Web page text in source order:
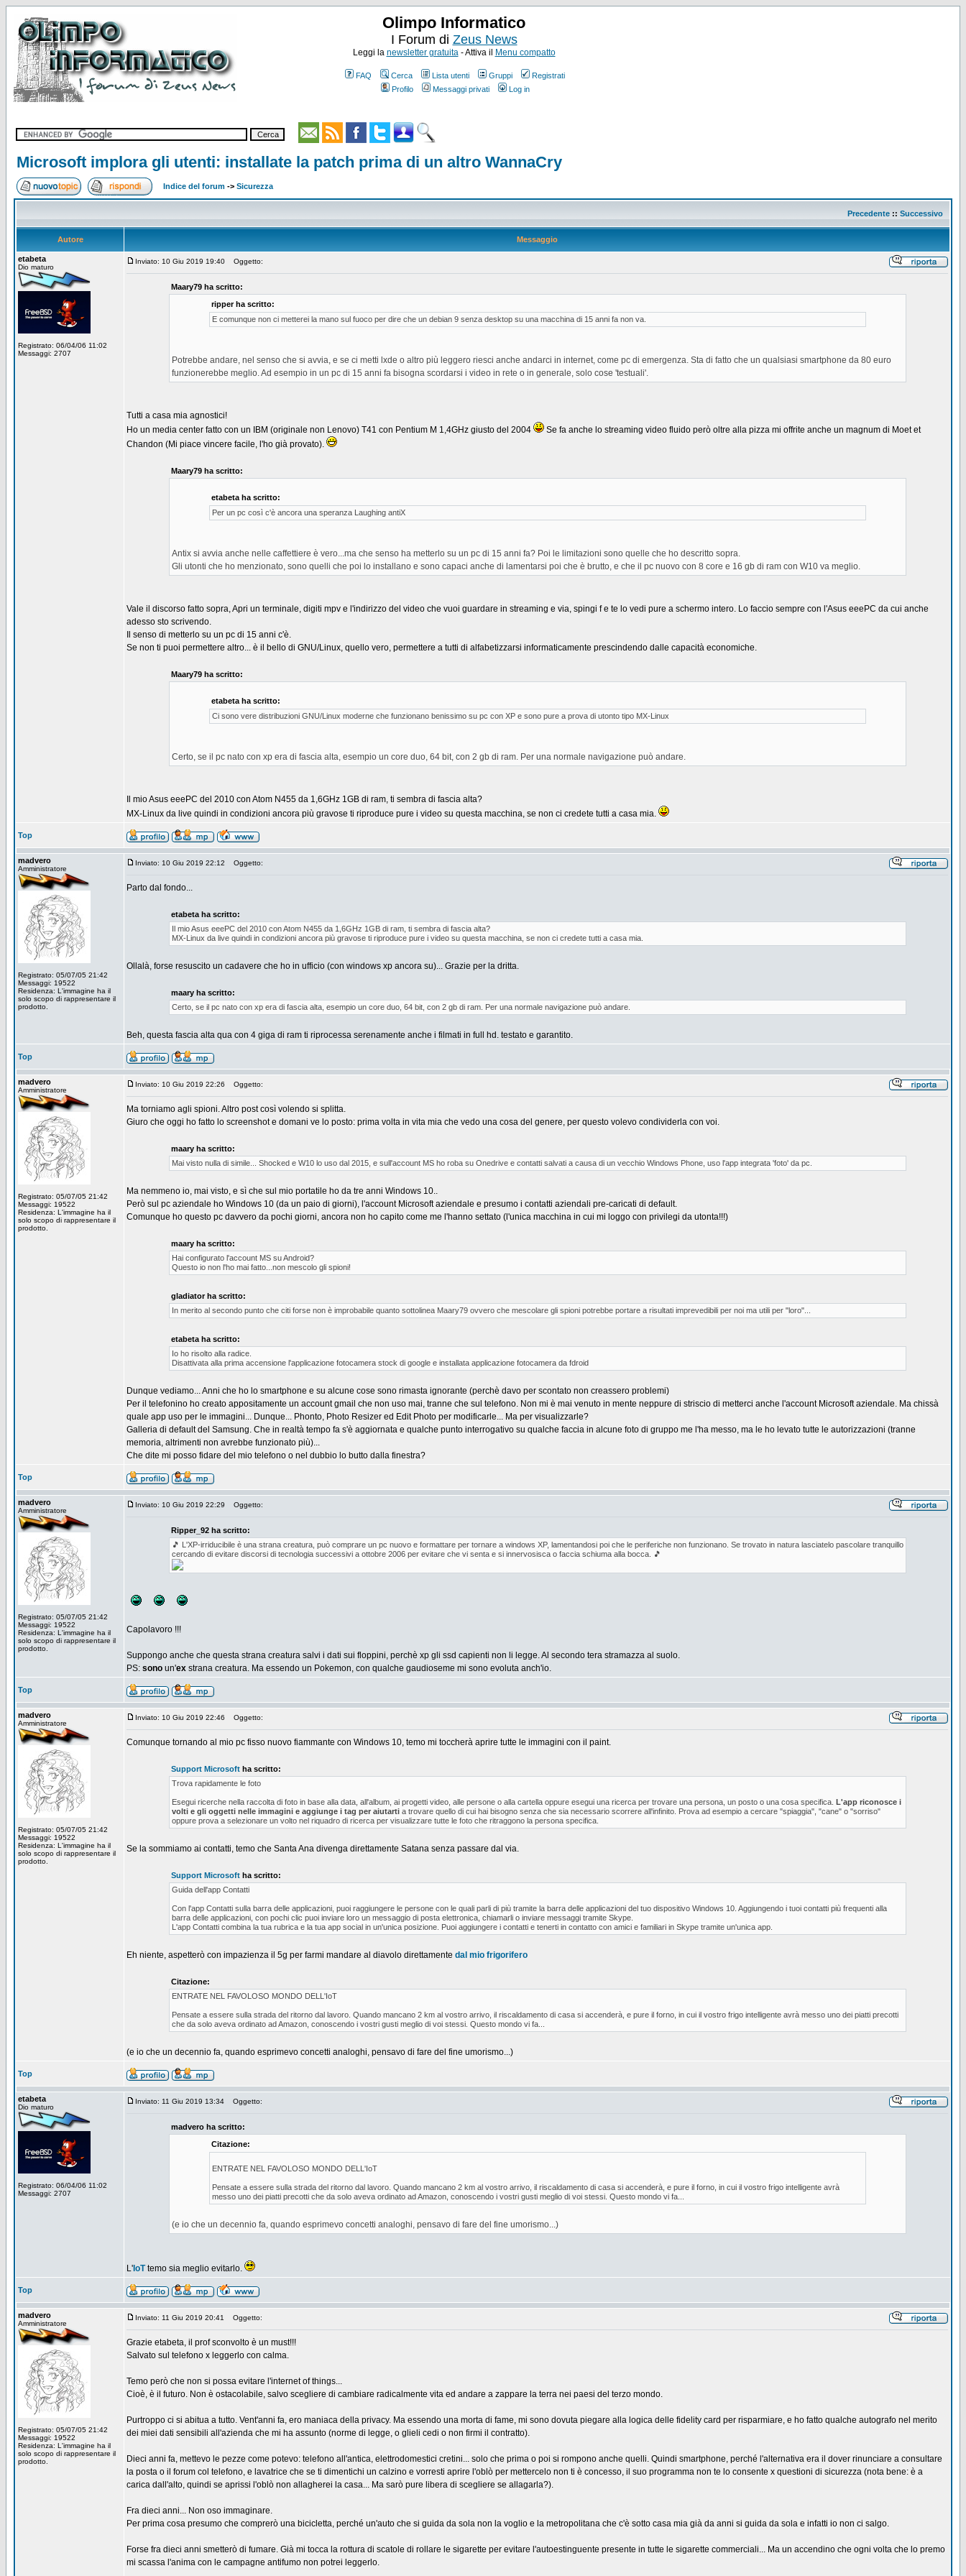
Olimpo Informatico
I Forum di Zeus News
Leggi la newsletter gratuita- Attiva il Menu compatto
FAQ Cerca Lista utenti Gruppi
Registrati
Profilo
Messaggi privati Log in
Microsoft implora gli utenti: installate la patch prima di un altro WannaCry
Indice del forum -> Sicurezza
Precedente :: Successivo
Autore Messaggio
etabeta
Dio maturo
Registrato: 06/04/06 11:02
Messaggi: 2707
Inviato: 10 Giu 2019 19:40 Oggetto:
Maary79 ha scritto:
ripper ha scritto:
E comunque non ci metterei la mano sul fuoco per dire che un debian 9 senza desktop su una macchina di 15 anni fa non va.
Potrebbe andare, nel senso che si avvia, e se ci metti lxde o altro più leggero riesci anche andarci in internet, come pc di emergenza. Sta di fatto che un qualsiasi smartphone da 80 euro
funzionerebbe meglio. Ad esempio in un pc di 15 anni fa bisogna scordarsi i video in rete o in generale, solo cose 'testuali'.
Tutti a casa mia agnostici!
Ho un media center fatto con un IBM (originale non Lenovo) T41 con Pentium M 1,4GHz giusto del 2004
Se fa anche lo streaming video fluido però oltre alla pizza mi offrite anche un magnum di Moet et
Chandon (Mi piace vincere facile, l'ho già provato).
Maary79 ha scritto:
etabeta ha scritto:
Per un pc così c'è ancora una speranza Laughing antiX
Antix si avvia anche nelle caffettiere è vero...ma che senso ha metterlo su un pc di 15 anni fa? Poi le limitazioni sono quelle che ho descritto sopra.
Gli utonti che ho menzionato, sono quelli che poi lo installano e sono capaci anche di lamentarsi poi che è brutto, e che il pc nuovo con 8 core e 16 gb di ram con W10 va meglio.
Vale il discorso fatto sopra, Apri un terminale, digiti mpv e l'indirizzo del video che vuoi guardare in streaming e via, spingi f e te lo vedi pure a schermo intero. Lo faccio sempre con l'Asus eeePC da cui anche
adesso sto scrivendo.
Il senso di metterlo su un pc di 15 anni c'è.
Se non ti puoi permettere altro... è il bello di GNU/Linux, quello vero, permettere a tutti di alfabetizzarsi informaticamente prescindendo dalle capacità economiche.
Maary79 ha scritto:
etabeta ha scritto:
Ci sono vere distribuzioni GNU/Linux moderne che funzionano benissimo su pc con XP e sono pure a prova di utonto tipo MX-Linux
Certo, se il pc nato con xp era di fascia alta, esempio un core duo, 64 bit, con 2 gb di ram. Per una normale navigazione può andare.
Il mio Asus eeePC del 2010 con Atom N455 da 1,6GHz 1GB di ram, ti sembra di fascia alta?
MX-Linux da live quindi in condizioni ancora più gravose ti riproduce pure i video su questa macchina, se non ci credete tutti a casa mia.
Top
madvero
Amministratore
Registrato: 05/07/05 21:42
Messaggi: 19522
Residenza: L'immagine ha il
solo scopo di rappresentare il
prodotto.
Inviato: 10 Giu 2019 22:12 Oggetto:
Parto dal fondo...
etabeta ha scritto:
Il mio Asus eeePC del 2010 con Atom N455 da 1,6GHz 1GB di ram, ti sembra di fascia alta?
MX-Linux da live quindi in condizioni ancora più gravose ti riproduce pure i video su questa macchina, se non ci credete tutti a casa mia.
Ollalà, forse resuscito un cadavere che ho in ufficio (con windows xp ancora su)... Grazie per la dritta.
maary ha scritto:
Certo, se il pc nato con xp era di fascia alta, esempio un core duo, 64 bit, con 2 gb di ram. Per una normale navigazione può andare.
Beh, questa fascia alta qua con 4 giga di ram ti riprocessa serenamente anche i filmati in full hd. testato e garantito.
Top
madvero
Amministratore
Registrato: 05/07/05 21:42
Messaggi: 19522
Residenza: L'immagine ha il
solo scopo di rappresentare il
prodotto.
Inviato: 10 Giu 2019 22:26 Oggetto:
Ma torniamo agli spioni. Altro post così volendo si splitta.
Giuro che oggi ho fatto lo screenshot e domani ve lo posto: prima volta in vita mia che vedo una cosa del genere, per questo volevo condividerla con voi.
maary ha scritto:
Mai visto nulla di simile... Shocked e W10 lo uso dal 2015, e sull'account MS ho roba su Onedrive e contatti salvati a causa di un vecchio Windows Phone, uso l'app integrata 'foto' da pc.
Ma nemmeno io, mai visto, e sì che sul mio portatile ho da tre anni Windows 10..
Però sul pc aziendale ho Windows 10 (da un paio di giorni), l'account Microsoft aziendale e presumo i contatti aziendali pre-caricati di default.
Comunque ho questo pc davvero da pochi giorni, ancora non ho capito come me l'hanno settato (l'unica macchina in cui mi loggo con privilegi da utonta!!!)
maary ha scritto:
Hai configurato l'account MS su Android?
Questo io non l'ho mai fatto...non mescolo gli spioni!
gladiator ha scritto:
In merito al secondo punto che citi forse non è improbabile quanto sottolinea Maary79 ovvero che mescolare gli spioni potrebbe portare a risultati imprevedibili per noi ma utili per "loro"...
etabeta ha scritto:
Io ho risolto alla radice.
Disattivata alla prima accensione l'applicazione fotocamera stock di google e installata applicazione fotocamera da fdroid
Dunque vediamo... Anni che ho lo smartphone e su alcune cose sono rimasta ignorante (perchè davo per scontato non creassero problemi)
Per il telefonino ho creato appositamente un account gmail che non uso mai, tranne che sul telefono. Non mi è mai venuto in mente neppure di striscio di metterci anche l'account Microsoft aziendale. Ma chissà
quale app uso per le immagini... Dunque... Phonto, Photo Resizer ed Edit Photo per modificarle... Ma per visualizzarle?
Galleria di default del Samsung. Che in realtà tempo fa s'è aggiornata e qualche punto interrogativo su qualche faccia in alcune foto di gruppo me l'ha messo, ma le ho levato tutte le autorizzazioni (tranne
memoria, altrimenti non avrebbe funzionato più)...
Che dite mi posso fidare del mio telefono o nel dubbio lo butto dalla finestra?
Top
madvero
Amministratore
Registrato: 05/07/05 21:42
Messaggi: 19522
Residenza: L'immagine ha il
solo scopo di rappresentare il
prodotto.
Inviato: 10 Giu 2019 22:29 Oggetto:
Ripper_92 ha scritto:
🎵 L'XP-irriducibile è una strana creatura, può comprare un pc nuovo e formattare per tornare a windows XP, lamentandosi poi che le periferiche non funzionano. Se trovato in natura lasciatelo pascolare tranquillo
cercando di evitare discorsi di tecnologia successivi a ottobre 2006 per evitare che vi senta e si innervosisca o faccia schiuma alla bocca. 🎵
Capolavoro !!!
Suppongo anche che questa strana creatura salvi i dati sui floppini, perchè xp gli ssd capienti non li legge. Al secondo tera stramazza al suolo.
PS: sono un'ex strana creatura. Ma essendo un Pokemon, con qualche gaudioseme mi sono evoluta anch'io.
Top
madvero
Amministratore
Registrato: 05/07/05 21:42
Messaggi: 19522
Residenza: L'immagine ha il
solo scopo di rappresentare il
prodotto.
Inviato: 10 Giu 2019 22:46 Oggetto:
Comunque tornando al mio pc fisso nuovo fiammante con Windows 10, temo mi toccherà aprire tutte le immagini con il paint.
Support Microsoftha scritto:
Trova rapidamente le foto
Esegui ricerche nella raccolta di foto in base alla data, all'album, ai progetti video, alle persone o alla cartella oppure esegui una ricerca per trovare una persona, un posto o una cosa specifica. L'app riconosce i
volti e gli oggetti nelle immagini e aggiunge i tag per aiutartia trovare quello di cui hai bisogno senza che sia necessario scorrere all'infinito. Prova ad esempio a cercare "spiaggia", "cane" o "sorriso"
oppure prova a selezionare un volto nel riquadro di ricerca per visualizzare tutte le foto che ritraggono la persona specifica.
Se la sommiamo ai contatti, temo che Santa Ana divenga direttamente Satana senza passare dal via.
Support Microsoftha scritto:
Guida dell'app Contatti
Con l'app Contatti sulla barra delle applicazioni, puoi raggiungere le persone con le quali parli di più tramite la barra delle applicazioni del tuo dispositivo Windows 10. Aggiungendo i tuoi contatti più frequenti alla
barra delle applicazioni, con pochi clic puoi inviare loro un messaggio di posta elettronica, chiamarli o inviare messaggi tramite Skype.
L'app Contatti combina la tua rubrica e la tua app social in un'unica posizione. Puoi aggiungere i contatti e tenerti in contatto con amici e familiari in Skype tramite un'unica app.
Eh niente, aspetterò con impazienza il 5g per farmi mandare al diavolo direttamente dal mio frigorifero
Citazione:
ENTRATE NEL FAVOLOSO MONDO DELL'IoT
Pensate a essere sulla strada del ritorno dal lavoro. Quando mancano 2 km al vostro arrivo, il riscaldamento di casa si accenderà, e pure il forno, in cui il vostro frigo intelligente avrà messo uno dei piatti precotti
che da solo aveva ordinato ad Amazon, conoscendo i vostri gusti meglio di voi stessi. Questo mondo vi fa...
(e io che un decennio fa, quando esprimevo concetti analoghi, pensavo di fare del fine umorismo...)
Top
etabeta
Dio maturo
Registrato: 06/04/06 11:02
Messaggi: 2707
Inviato: 11 Giu 2019 13:34 Oggetto:
madvero ha scritto:
Citazione:
ENTRATE NEL FAVOLOSO MONDO DELL'IoT
Pensate a essere sulla strada del ritorno dal lavoro. Quando mancano 2 km al vostro arrivo, il riscaldamento di casa si accenderà, e pure il forno, in cui il vostro frigo intelligente avrà
messo uno dei piatti precotti che da solo aveva ordinato ad Amazon, conoscendo i vostri gusti meglio di voi stessi. Questo mondo vi fa...
(e io che un decennio fa, quando esprimevo concetti analoghi, pensavo di fare del fine umorismo...)
L' IoTtemo sia meglio evitarlo.
Top
madvero
Amministratore
Registrato: 05/07/05 21:42
Messaggi: 19522
Residenza: L'immagine ha il
solo scopo di rappresentare il
prodotto.
Inviato: 11 Giu 2019 20:41 Oggetto:
Grazie etabeta, il prof sconvolto è un must!!!
Salvato sul telefono x leggerlo con calma.
Temo però che non si possa evitare l'internet of things...
Cioè, è il futuro. Non è ostacolabile, salvo scegliere di cambiare radicalmente vita ed andare a zappare la terra nei paesi del terzo mondo.
Purtroppo ci si abitua a tutto. Vent'anni fa, ero maniaca della privacy. Ma essendo una morta di fame, mi sono dovuta piegare alla logica delle fidelity card per risparmiare, e ho fatto qualche autografo nel merito
dei miei dati sensibili all'azienda che mi ha assunto (norme di legge, o glieli cedi o non firmi il contratto).
Dieci anni fa, mettevo le pezze come potevo: telefono all'antica, elettrodomestici cretini... solo che prima o poi si rompono anche quelli. Quindi smartphone, perché l'alternativa era il dover rinunciare a consultare
la posta o il forum col telefono, e lavatrice che se ti dimentichi un calzino e vorresti aprire l'oblò per mettercelo non ti è concesso, il suo programma non te lo consente x questioni di sicurezza (nota bene: è a
carica dall'alto, quindi se aprissi l'oblò non allagherei la casa... Ma sarò pure libera di scegliere se allagarla?).
Fra dieci anni... Non oso immaginare.
Per prima cosa presumo che comprerò una bicicletta, perché un'auto che si guida da sola non la voglio e la metropolitana che c'è sotto casa mia già da anni si guida da sola e infatti io non ci salgo.
Forse fra dieci anni smetterò di fumare. Già mi tocca la rottura di scatole di rollare le sigarette per evitare l'autoestinguente presente in tutte le sigarette commerciali... Ma un accendino che ogni volta che lo premo
mi scassa l'anima con le campagne antifumo non potrei leggerlo.